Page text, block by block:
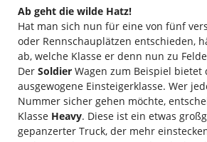
Ab geht die wilde Hatz!
Hat man sich nun für eine von fünf
oder Rennschauplätzen entschieden,
ab, welche Klasse er denn nun zu
Der Soldier Wagen zum Beispiel bietet
ausgewogene Einsteigerklasse. Wer
Nummer sicher gehen möchte,
Klasse Heavy. Diese ist ein etwas
gepanzerter Truck, der mehr